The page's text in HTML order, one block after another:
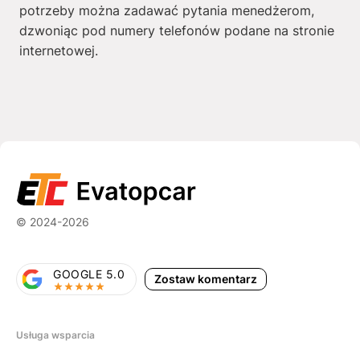
potrzeby można zadawać pytania menedżerom,
dzwoniąc pod numery telefonów podane na stronie
internetowej.
© 2024-2026
Zostaw komentarz
GOOGLE 5.0
Usługa wsparcia